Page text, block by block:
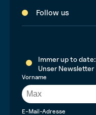
Follow us
Immer up to date:
Unser Newsletter
Vorname
E-Mail-Adresse